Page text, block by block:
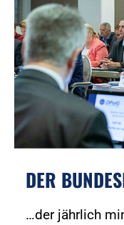
DER
…der jährlich